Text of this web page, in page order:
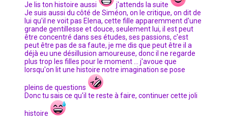
Je lis ton histoire aussi
j'attends la suite
Je suis aussi du côté de Siméon, on le critique, on dit de
lui qu'il ne voit pas Elena, cette fille apparemment d'une
grande gentillesse et douce, seulement lui, il est peut
être concentré dans ses études, ses passions, c'est
peut être pas de sa faute, je me dis que peut être il a
déjà eu une désillusion amoureuse, donc il ne regarde
plus trop les filles pour le moment ... j'avoue que
lorsqu'on lit une histoire notre imagination se pose
pleins de questions
Donc tu sais ce qu'il te reste à faire, continuer cette joli
histoire